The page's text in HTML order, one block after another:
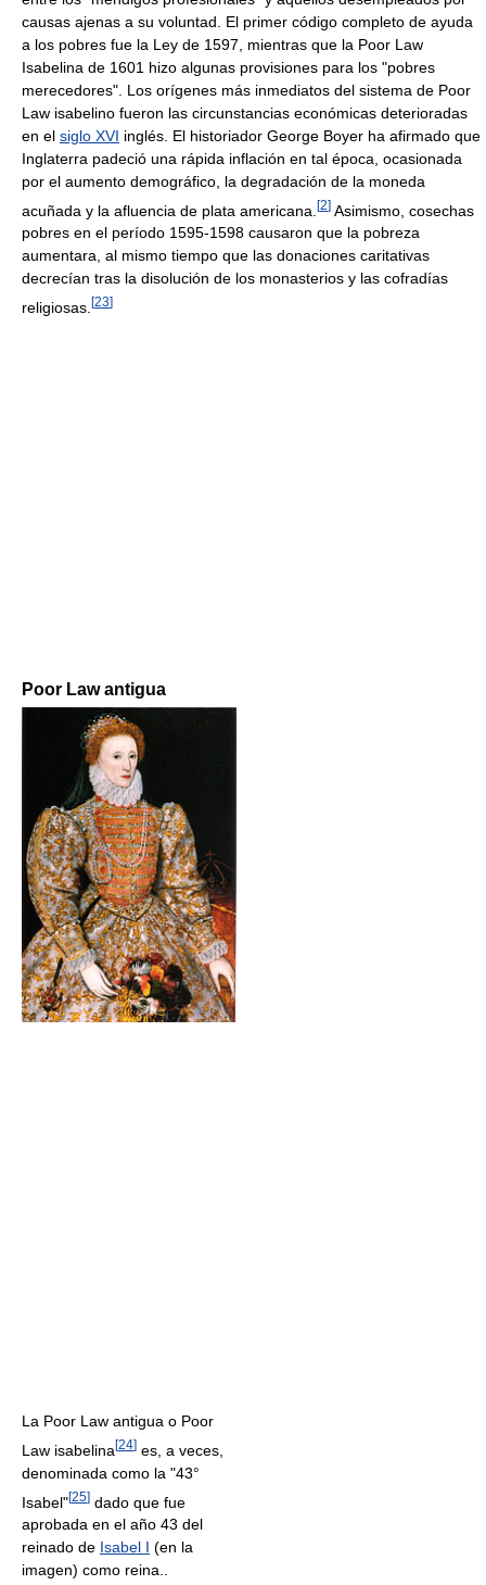
causas ajenas a su voluntad. El primer código completo de ayuda
a los pobres fue la Ley de 1597, mientras que la Poor Law
Isabelina de 1601 hizo algunas provisiones para los "pobres
merecedores". Los orígenes más inmediatos del sistema de Poor
Law isabelino fueron las circunstancias económicas deterioradas
en el siglo XVI inglés. El historiador George Boyer ha afirmado que
Inglaterra padeció una rápida inflación en tal época, ocasionada
por el aumento demográfico, la degradación de la moneda
acuñada y la afluencia de plata americana. [2] Asimismo, cosechas
pobres en el período 1595-1598 causaron que la pobreza
aumentara, al mismo tiempo que las donaciones caritativas
decrecían tras la disolución de los monasterios y las cofradías
religiosas. [23]
Poor Law antigua
La Poor Law antigua o Poor
Law isabelina [24] es, a veces,
denominada como la "43°
Isabel"[25] dado que fue
aprobada en el año 43 del
reinado de Isabel I (en la
imagen) como reina..